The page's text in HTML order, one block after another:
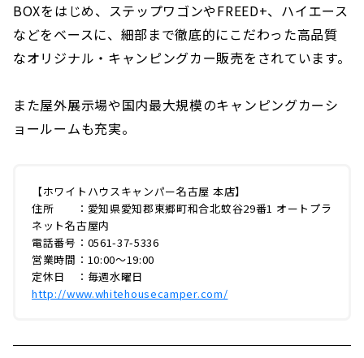
BOXをはじめ、ステップワゴンやFREED+、ハイエース
などをベースに、細部まで徹底的にこだわった高品質
なオリジナル・キャンピングカー販売をされています。
また屋外展示場や国内最大規模のキャンピングカーシ
ョールームも充実。
【ホワイトハウスキャンパー名古屋 本店】
住所 ：愛知県愛知郡東郷町和合北蚊谷29番1 オートプラ
ネット名古屋内
電話番号：0561-37-5336
営業時間：10:00～19:00
定休日 ：毎週水曜日
http://www.whitehousecamper.com/